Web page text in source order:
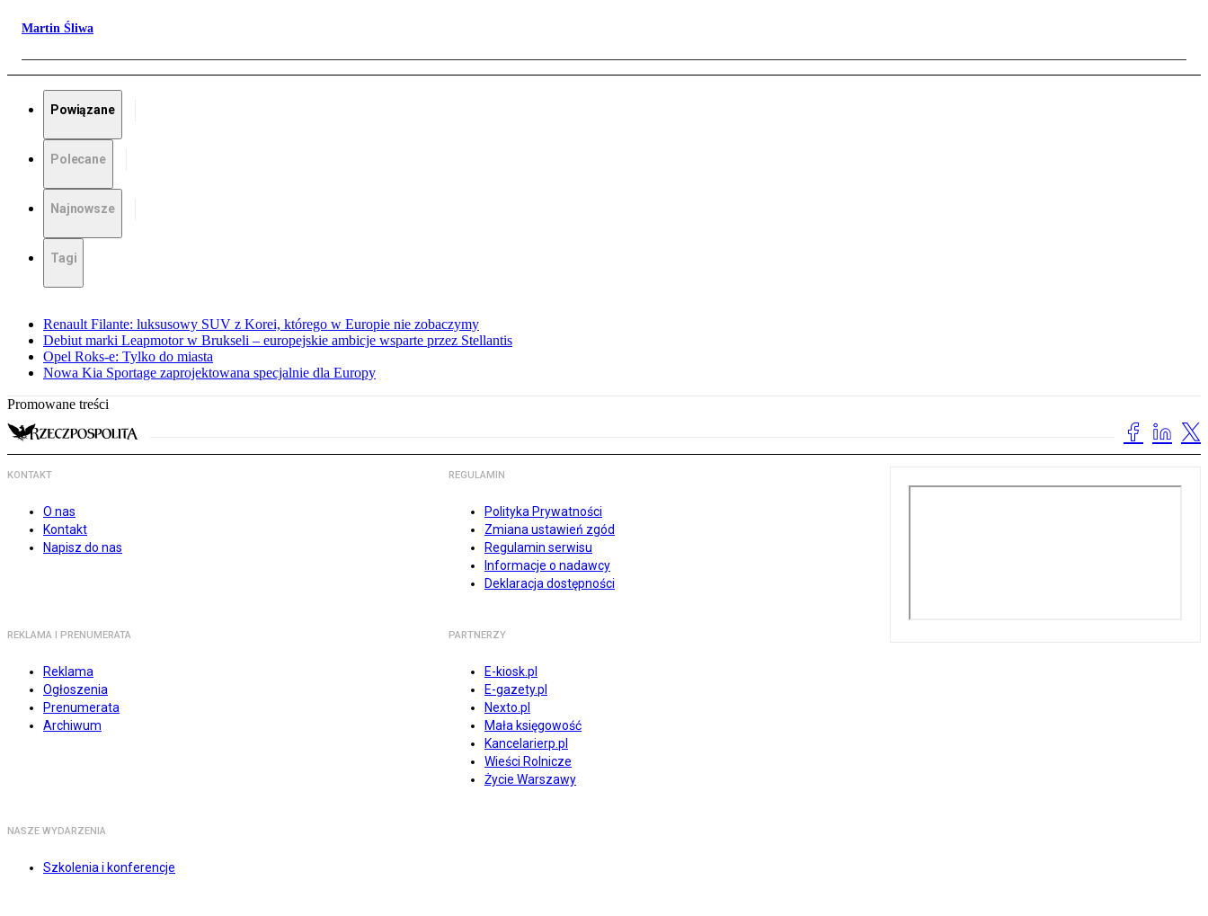
Martin Śliwa
Powiązane
Polecane
Najnowsze
Tagi
Renault Filante: luksusowy SUV z Korei, którego w Europie nie zobaczymy
Debiut marki Leapmotor w Brukseli – europejskie ambicje wsparte przez Stellantis
Opel Roks-e: Tylko do miasta
Nowa Kia Sportage zaprojektowana specjalnie dla Europy
Promowane treści
KONTAKT
O nas
Kontakt
Napisz do nas
REGULAMIN
Polityka Prywatności
Zmiana ustawień zgód
Regulamin serwisu
Informacje o nadawcy
Deklaracja dostępności
REKLAMA I PRENUMERATA
Reklama
Ogłoszenia
Prenumerata
Archiwum
PARTNERZY
E-kiosk.pl
E-gazety.pl
Nexto.pl
Mała księgowość
Kancelarierp.pl
Wieści Rolnicze
Życie Warszawy
NASZE WYDARZENIA
Szkolenia i konferencje